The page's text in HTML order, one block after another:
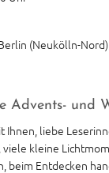
(Neukölln-Nord)
Advents- und
Ihnen, liebe
kleine
beim Entdecken